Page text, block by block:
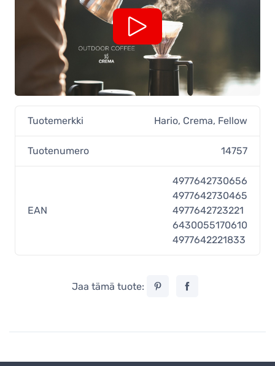
Tuotemerkki Hario, Crema, Fellow
Tuotenumero 14757
EAN
4977642730656
4977642730465
4977642723221
6430055170610
4977642221833
Jaa tämä tuote: